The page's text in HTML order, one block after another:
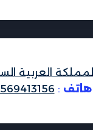
المملكة العربية
هاتف :